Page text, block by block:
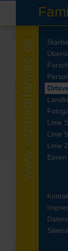
Linie
Linie
Linie